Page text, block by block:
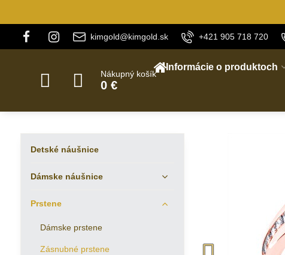
kimgold@kimgold.sk +421 905 718 720
Nákupný košík
0 €
Informácie o produktoch
Detské náušnice
Dámske náušnice
Prstene
Dámske prstene
Zásnubné prstene